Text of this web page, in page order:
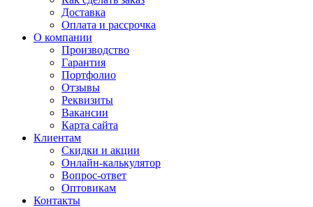
Доставка
Оплата и рассрочка
О компании
Производство
Гарантия
Портфолио
Отзывы
Реквизиты
Вакансии
Карта сайта
Клиентам
Скидки и акции
Онлайн-калькулятор
Вопрос-ответ
Оптовикам
Контакты